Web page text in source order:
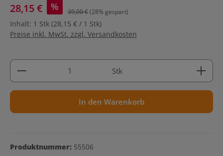
28,15 € % 39,00 €(28% gespart)
Inhalt: 1 Stk (28,15 € / 1 Stk)
Preise inkl. MwSt. zzgl. Versandkosten
Produkt Anzahl: Gib den gewünschten Wert ein
Stk
In den Warenkorb
Produktnummer: 55506